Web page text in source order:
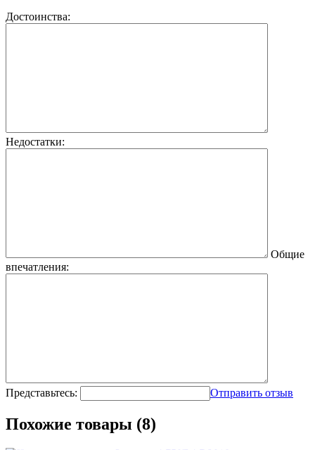
Достоинства:
Недостатки:
Общие
впечатления:
Представьтесь: Отправить отзыв
Похожие товары (8)